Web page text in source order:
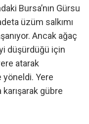
Bursa’nın Gürsu
üzüm salkımı
Ancak ağaç
düşürdüğü için
atarak
yöneldi. Yere
gübre